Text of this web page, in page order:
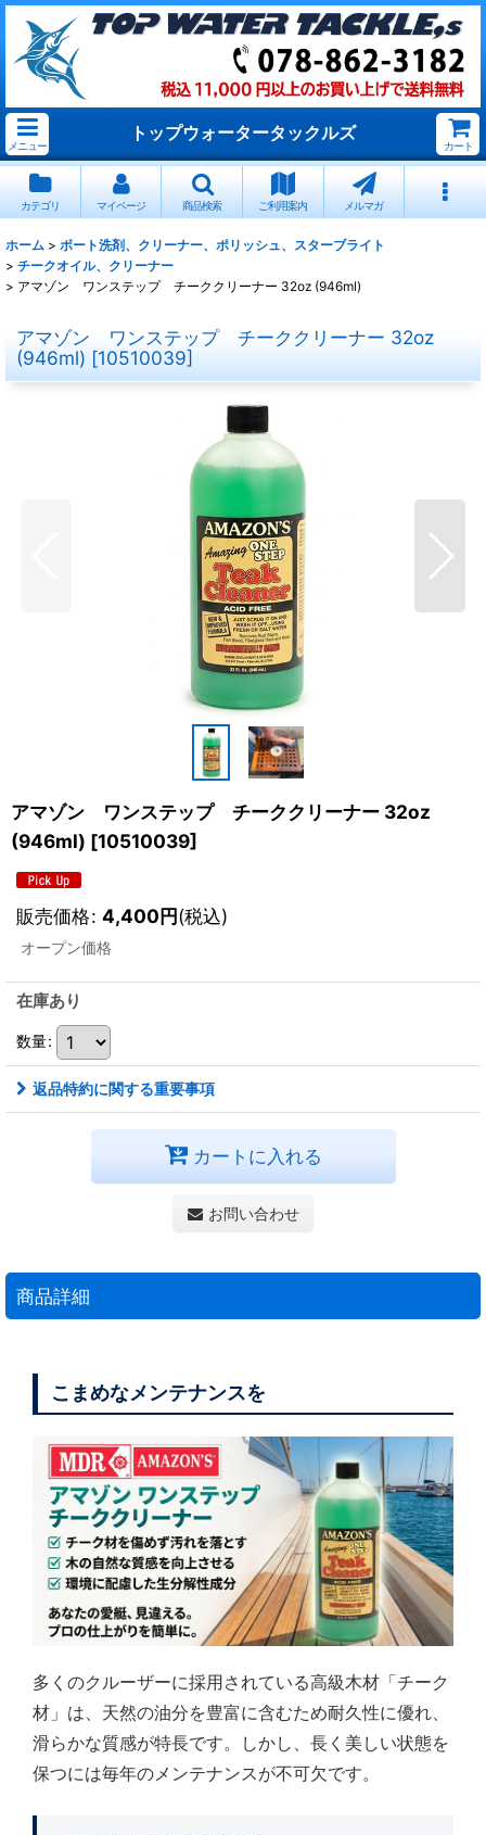
メニュー
トップウォータータックルズ
カート
カテゴリ マイページ 商品検索 ご利用案内 メルマガ
ホーム > ボート洗剤、クリーナー、ポリッシュ、スターブライト
> チークオイル、クリーナー
> アマゾン ワンステップ チーククリーナー 32oz (946ml)
アマゾン ワンステップ チーククリーナー 32oz
(946ml) [10510039]
アマゾン ワンステップ チーククリーナー 32oz
(946ml) [10510039]
販売価格: 4,400円(税込)
オープン価格
在庫あり
数量:
返品特約に関する重要事項
カートに入れる
お問い合わせ
商品詳細
こまめなメンテナンスを
多くのクルーザーに採用されている高級木材「チーク
材」は、天然の油分を豊富に含むため耐久性に優れ、
滑らかな質感が特長です。しかし、長く美しい状態を
保つには毎年のメンテナンスが不可欠です。